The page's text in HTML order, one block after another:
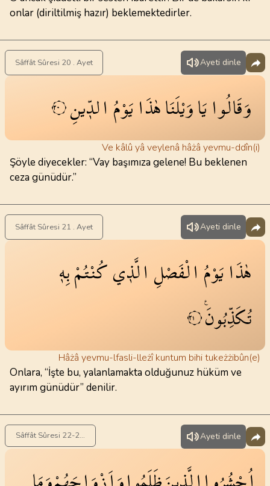
onlar (diriltilmiş hazır) beklemektedirler.
Sâffât Sûresi 20 . Ayet Ayeti dinle
وَقَالُوايَاوَيْلَنَاهٰذَايَوْمُ الدّ۪ينِ ٢٠
Ve kâlû yâ veylenâ hâżâ yevmu-ddîn(i)
Şöyle diyecekler: “Vay başımıza gelene! Bu beklenen
ceza günüdür.”
Sâffât Sûresi 21 . Ayet Ayeti dinle
هٰذَايَوْمُ الْفَصْلِ الَّذ۪يكُنْتُمْبِه۪
تُكَذِّبُونَ۟ ٢١
Hâżâ yevmu-lfasli-lleżî kuntum bihi tukeżżibûn(e)
Onlara, “İşte bu, yalanlamakta olduğunuz hüküm ve
ayırım günüdür” denilir.
Sâffât Sûresi 22-24 . Ayet Ayeti dinle